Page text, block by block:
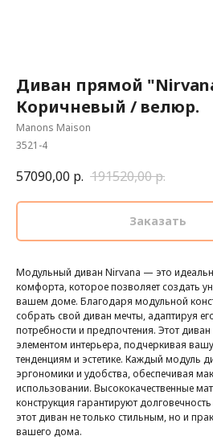
Диван прямой
Коричневый / велюр.
Manons Maison
3521-4
57090,00 р. 191520,00р.
Заказать
Модульный диван Nirvana — это
комфорта, которое позволяет создать
вашем доме. Благодаря модульной
собрать свой диван мечты, адаптируя
потребности и предпочтения. Этот
элементом интерьера, подчеркивая
тенденциям и эстетике. Каждый модуль
эргономики и удобства, обеспечивая
использовании. Высококачественные
конструкция гарантируют
этот диван не только стильным, но и
вашего дома.